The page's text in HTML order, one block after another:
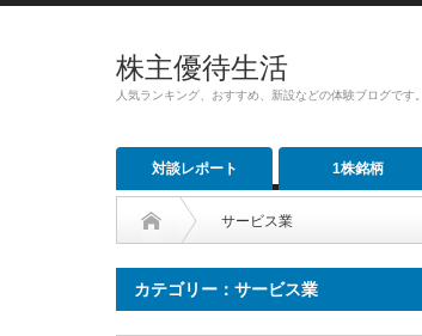
株主優待生活
人気ランキング、おすすめ、新設などの体験ブログです。
対談レポート 1株銘柄
サービス業
カテゴリー：サービス業